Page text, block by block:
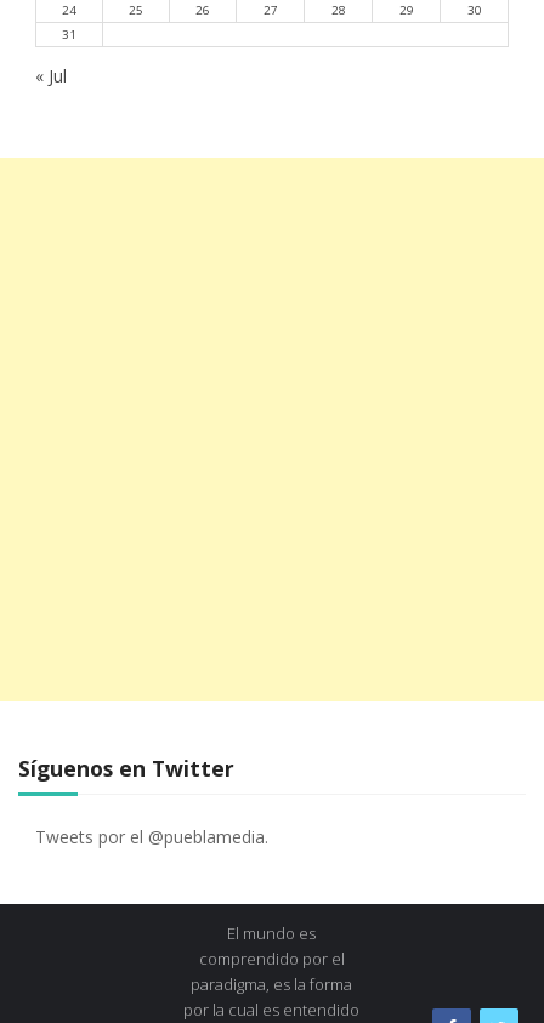
24
25 26 27 28 29
30
31
« Jul
Síguenos en Twitter
Tweets por el @pueblamedia.
El mundo es
comprendido por el
paradigma, es la forma
por la cual es entendido